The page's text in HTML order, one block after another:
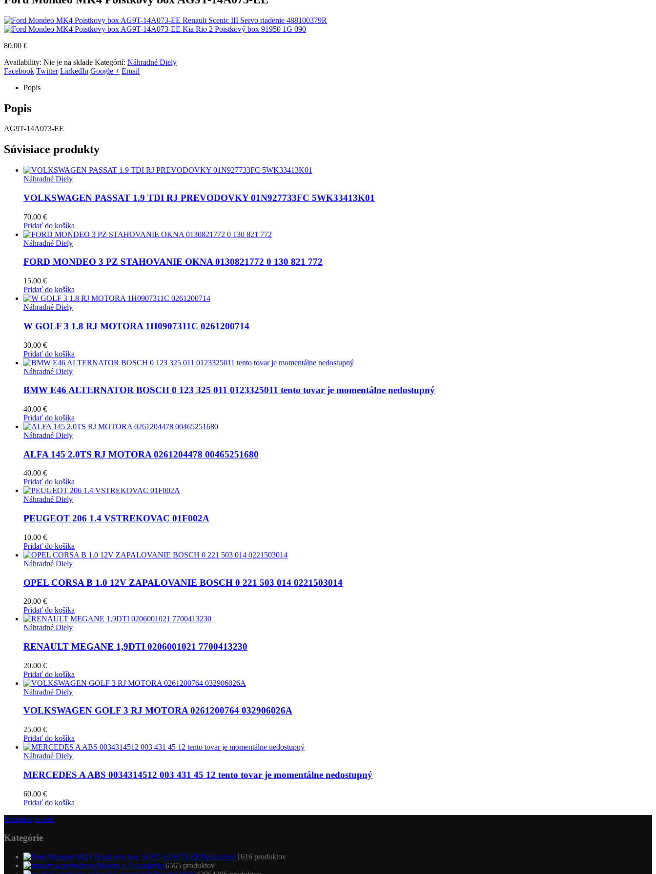
Renault Scenic III Servo riadenie 488100379R
Kia Rio 2 Poistkový box 91950 1G 090
80.00 €
Availability: Nie je na sklade Kategórií: Náhradné Diely
Facebook Twitter LinkedIn Google + Email
Popis
Popis
AG9T-14A073-EE
Súvisiace produkty
Náhradné Diely
VOLKSWAGEN PASSAT 1.9 TDI RJ PREVODOVKY 01N927733FC 5WK33413K01
70.00 €
Pridať do košíka
Náhradné Diely
FORD MONDEO 3 PZ STAHOVANIE OKNA 0130821772 0 130 821 772
15.00 €
Pridať do košíka
Náhradné Diely
W GOLF 3 1.8 RJ MOTORA 1H0907311C 0261200714
30.00 €
Pridať do košíka
Náhradné Diely
BMW E46 ALTERNATOR BOSCH 0 123 325 011 0123325011 tento tovar je momentálne nedostupný
40.00 €
Pridať do košíka
Náhradné Diely
ALFA 145 2.0TS RJ MOTORA 0261204478 00465251680
40.00 €
Pridať do košíka
Náhradné Diely
PEUGEOT 206 1.4 VSTREKOVAC 01F002A
10.00 €
Pridať do košíka
Náhradné Diely
OPEL CORSA B 1.0 12V ZAPALOVANIE BOSCH 0 221 503 014 0221503014
20.00 €
Pridať do košíka
Náhradné Diely
RENAULT MEGANE 1,9DTI 0206001021 7700413230
20.00 €
Pridať do košíka
Náhradné Diely
VOLKSWAGEN GOLF 3 RJ MOTORA 0261200764 032906026A
25.00 €
Pridať do košíka
Náhradné Diely
MERCEDES A ABS 0034314512 003 431 45 12 tento tovar je momentálne nedostupný
60.00 €
Pridať do košíka
Kontaktujte nás!
Kategórie
Nezaradené1616 produktov
Motory a Prevodovky6565 produktov